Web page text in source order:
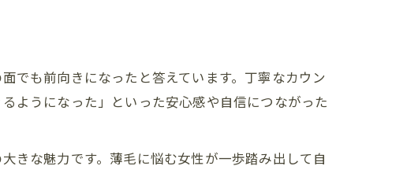
でも前向きになったと答えています。丁寧なカウン
ようになった」といった安心感や自信につながった
きな魅力です。薄毛に悩む女性が一歩踏み出して自